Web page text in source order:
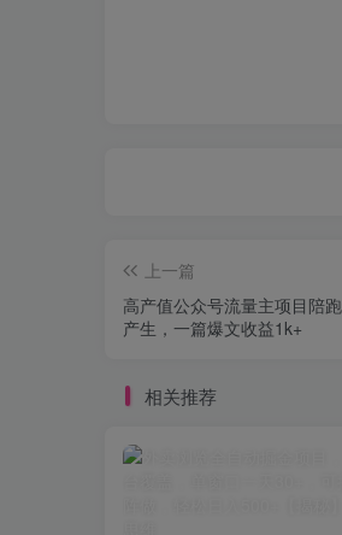
上一篇
高产值公众号流量主项目陪
产生，一篇爆文收益1k+
相关推荐